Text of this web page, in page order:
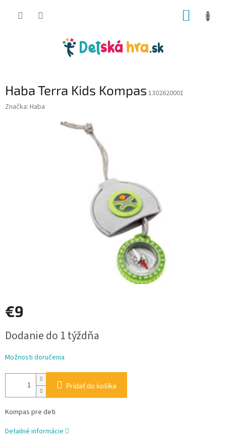
Haba Terra Kids Kompas 1302620001
Značka: Haba
€9
cena:
Dodanie do 1 týždňa
Možnosti doručenia
Pridať do košíka
Kompas pre deti
Detailné informácie